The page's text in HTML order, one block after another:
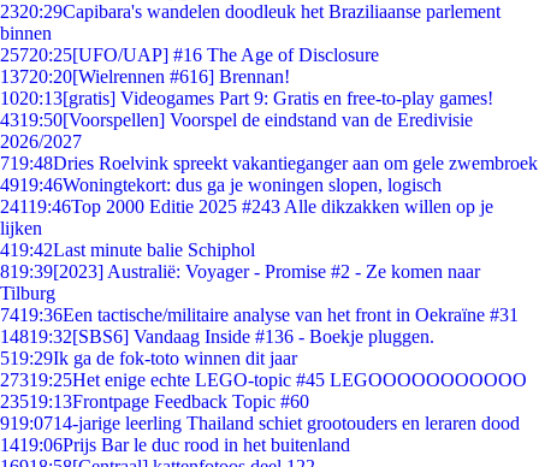
2320:29Capibara's wandelen doodleuk het Braziliaanse parlement
binnen
25720:25[UFO/UAP] #16 The Age of Disclosure
13720:20[Wielrennen #616] Brennan!
1020:13[gratis] Videogames Part 9: Gratis en free-to-play games!
4319:50[Voorspellen] Voorspel de eindstand van de Eredivisie
2026/2027
719:48Dries Roelvink spreekt vakantieganger aan om gele zwembroek
4919:46Woningtekort: dus ga je woningen slopen, logisch
24119:46Top 2000 Editie 2025 #243 Alle dikzakken willen op je
lijken
419:42Last minute balie Schiphol
819:39[2023] Australië: Voyager - Promise #2 - Ze komen naar
Tilburg
7419:36Een tactische/militaire analyse van het front in Oekraïne #31
14819:32[SBS6] Vandaag Inside #136 - Boekje pluggen.
519:29Ik ga de fok-toto winnen dit jaar
27319:25Het enige echte LEGO-topic #45 LEGOOOOOOOOOOO
23519:13Frontpage Feedback Topic #60
919:0714-jarige leerling Thailand schiet grootouders en leraren dood
1419:06Prijs Bar le duc rood in het buitenland